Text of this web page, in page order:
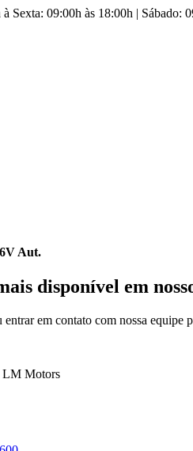
à Sexta: 09:00h às 18:00h | Sábado:
Aut.
disponível em
em contato com nossa equipe
LM Motors